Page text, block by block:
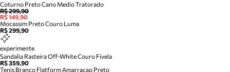
Coturno Preto Cano Medio Tratorado
R$ 299,90
R$ 149,90
Mocassim Preto Couro Luma
R$ 299,90
experimente
Sandalia Rasteira Off-White Couro Fivela
R$ 359,90
Tenis Branco Flatform Amarracao Preto